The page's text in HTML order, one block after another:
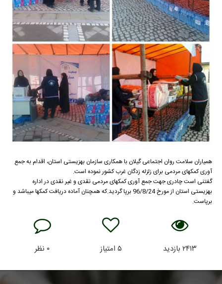
همیاران سلامت روان اجتماعی گیلان با همکاری سازمان بهزیستی استان، اقدام به جمع
آوری کمکهای مردمی برای زلزله زدگان غرب کشور نموده است.
گفتنی است چادری جهت جمع آوری کمکهای مردمی نقدی و غیر نقدی در اداره
بهزیستی استان از مورخ 96/8/24 برپا گردید.که همچنان آماده دریافت کمکها میباشد و
برپاست.
۲۴۱۳ بازدید ۵ امتیاز ۰ نظر